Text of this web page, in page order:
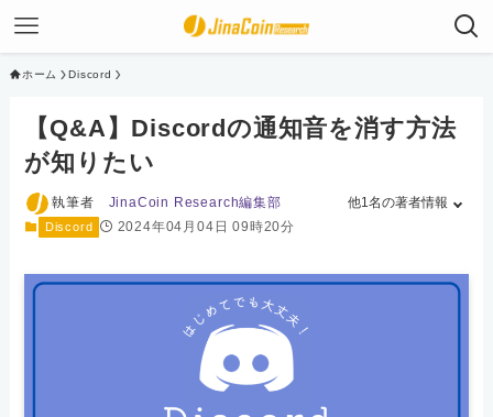
ホーム Discord
【Q&A】Discordの通知音を消す方法
が知りたい
Discord 2024年04月04日 09時20分
執筆者 JinaCoin Research編集部 他1名の著者情報